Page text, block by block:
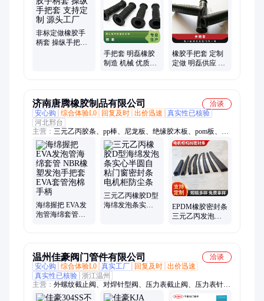
胶、减震垫、密封件、密封垫、减震器、橡胶盖
非标定做橡胶手
柄套 操纵手把套
手把套 明磊橡胶
制造 机械 优质
橡胶手把套 定制
定做 明磊供应 标
济南唐腾橡胶制品有限公司
洽谈
安心购
综合体验L0 回复及时 出价迅速
真实性已核验
河北邢台
主营： 三元乙丙胶条、pp棒、尼龙板、绝缘胶木板、pom板、尼
龙棒、酚醛布板、电木板、环氧树脂板、有机玻璃板、亚克力
板、pc耐力板、绝缘橡胶板、硅胶板、pvc板、pp板、pe板、聚
氨酯板、橡胶件、pom棒、聚四氟板、云母板、弹性体密封条、
3M硅胶发泡密封条、密封条
海绵握把 EVA发
泡管海绵套管
三元乙丙橡胶D型
海绵发泡条实心
EPDM橡胶密封条
三元乙丙发泡条
温州佳豪阀门管件有限公司
洽谈
安心购
综合体验L0 真实工厂 回复及时 出价迅速
真实性已核验 浙江温州
主营： 外螺纹截止阀、对焊针型阀、压力表截止阀、压力表针型
阀、外螺纹针型阀、内螺纹针型阀、焊接针型阀、不锈钢一次